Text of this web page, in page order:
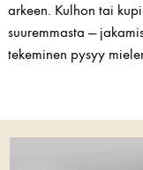
arkeen. Kulhon tai
suuremmasta —
tekeminen pysyy